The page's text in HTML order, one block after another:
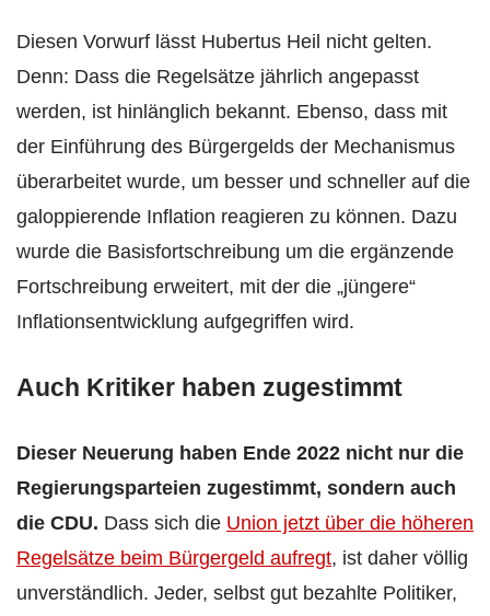
Diesen Vorwurf lässt Hubertus Heil nicht gelten.
Denn: Dass die Regelsätze jährlich angepasst
werden, ist hinlänglich bekannt. Ebenso, dass mit
der Einführung des Bürgergelds der Mechanismus
überarbeitet wurde, um besser und schneller auf die
galoppierende Inflation reagieren zu können. Dazu
wurde die Basisfortschreibung um die ergänzende
Fortschreibung erweitert, mit der die „jüngere“
Inflationsentwicklung aufgegriffen wird.
Auch Kritiker haben zugestimmt
Dieser Neuerung haben Ende 2022 nicht nur die
Regierungsparteien zugestimmt, sondern auch
die CDU. Dass sich die Union jetzt über die höheren
Regelsätze beim Bürgergeld aufregt, ist daher völlig
unverständlich. Jeder, selbst gut bezahlte Politiker,